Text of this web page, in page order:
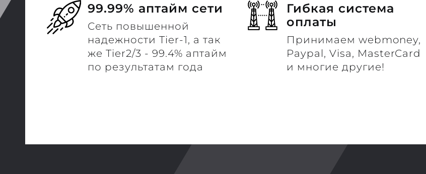
99.99% аптайм сети
Сеть повышенной
надежности Tier-1, а так
же Tier2/3 - 99.4% аптайм
по результатам года
Гибкая система
оплаты
Принимаем webmoney,
Paypal, Visa, MasterCard
и многие другие!